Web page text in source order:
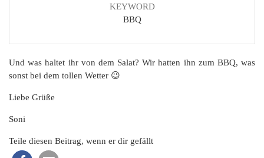
KEYWORD
BBQ
Und was haltet ihr von dem Salat? Wir hatten ihn zum BBQ, was
sonst bei dem tollen Wetter 😉
Liebe Grüße
Soni
Teile diesen Beitrag, wenn er dir gefällt